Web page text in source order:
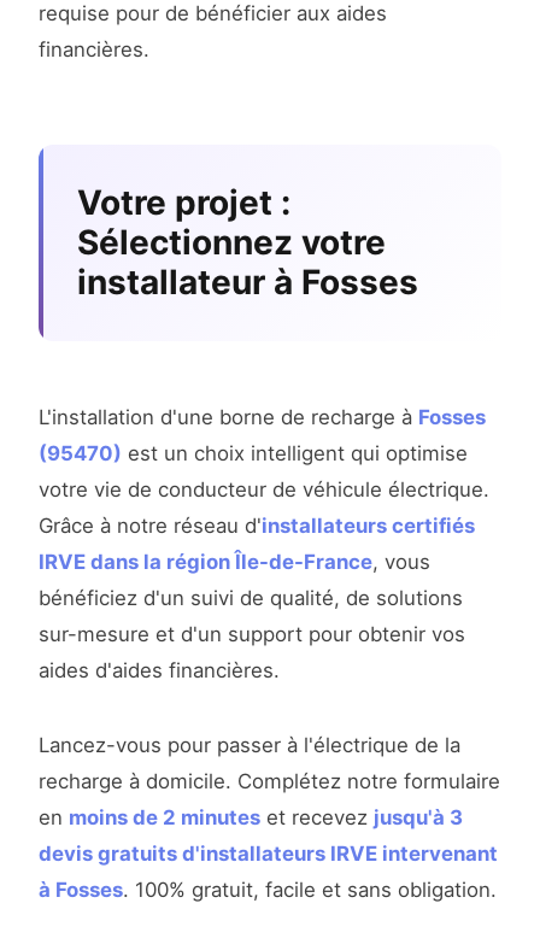
requise pour de bénéficier aux aides
financières.
Votre projet :
Sélectionnez votre
installateur à Fosses
L'installation d'une borne de recharge à Fosses
(95470) est un choix intelligent qui optimise
votre vie de conducteur de véhicule électrique.
Grâce à notre réseau d'installateurs certifiés
IRVE dans la région Île-de-France, vous
bénéficiez d'un suivi de qualité, de solutions
sur-mesure et d'un support pour obtenir vos
aides d'aides financières.
Lancez-vous pour passer à l'électrique de la
recharge à domicile. Complétez notre formulaire
en moins de 2 minutes et recevez jusqu'à 3
devis gratuits d'installateurs IRVE intervenant
à Fosses. 100% gratuit, facile et sans obligation.